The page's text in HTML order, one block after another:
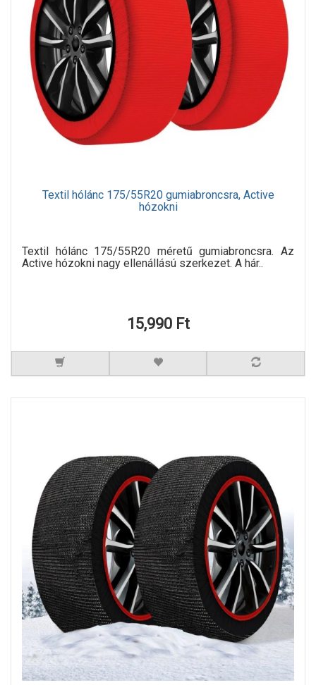
Textil hólánc 175/55R20 gumiabroncsra, Active
hózokni
Textil hólánc 175/55R20 méretű gumiabroncsra. Az
Active hózokni nagy ellenállású szerkezet. A hár..
15,990 Ft